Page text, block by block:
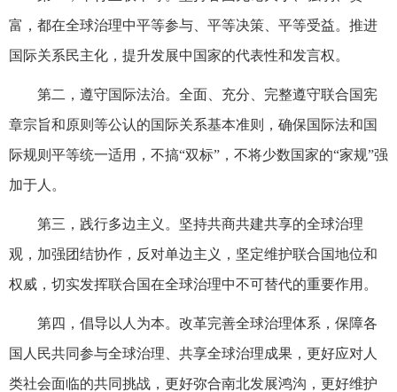
富，都在全球治理中平等参与、平等决策、平等受益。推进
国际关系民主化，提升发展中国家的代表性和发言权。
第二，遵守国际法治。全面、充分、完整遵守联合国宪
章宗旨和原则等公认的国际关系基本准则，确保国际法和国
际规则平等统一适用，不搞“双标”，不将少数国家的“家规”强
加于人。
第三，践行多边主义。坚持共商共建共享的全球治理
观，加强团结协作，反对单边主义，坚定维护联合国地位和
权威，切实发挥联合国在全球治理中不可替代的重要作用。
第四，倡导以人为本。改革完善全球治理体系，保障各
国人民共同参与全球治理、共享全球治理成果，更好应对人
类社会面临的共同挑战，更好弥合南北发展鸿沟，更好维护